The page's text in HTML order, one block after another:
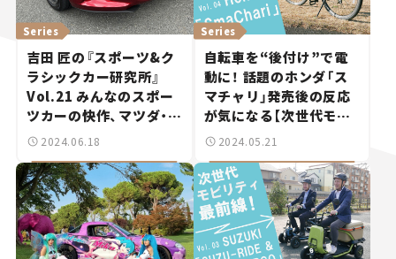
吉田 匠の『スポーツ&ク
ラシックカー研究所』
Vol.21 みんなのスポー
ツカーの快作、マツダ・ロ
ードスター。
Series
2024.06.18
自転車を“後付け”で電
動に！ 話題のホンダ「ス
マチャリ」発売後の反応
が気になる【次世代モビ
リティ最前線！Vol.4】
Series
2024.05.21